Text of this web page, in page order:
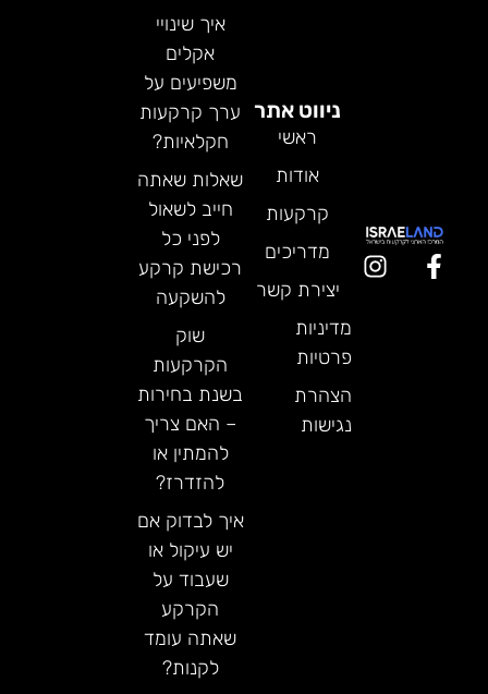
ניווט אתר
ראשי
אודות
קרקעות
מדריכים
יצירת קשר
מדיניות
פרטיות
הצהרת
נגישות
איך שינויי
אקלים
משפיעים על
ערך קרקעות
חקלאיות?
שאלות שאתה
חייב לשאול
לפני כל
רכישת קרקע
להשקעה
שוק
הקרקעות
בשנת בחירות
– האם צריך
להמתין או
להזדרז?
איך לבדוק אם
יש עיקול או
שעבוד על
הקרקע
שאתה עומד
לקנות?